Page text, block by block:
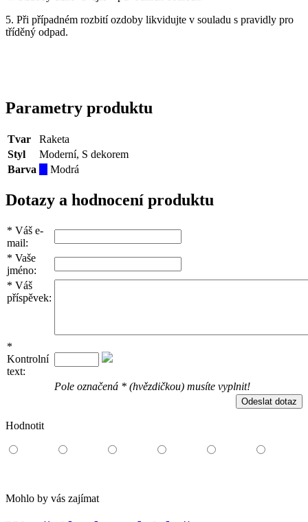
5. Při případném rozbití ozdoby likvidujte v souladu s pravidly pro
tříděný odpad.
Parametry produktu
Tvar
Raketa
Styl
Moderní, S dekorem
Barva
Modrá
Dotazy a hodnocení produktu
* Váš e-
mail:
* Vaše
jméno:
* Váš
příspěvek:
*
Kontrolní
text:
Pole označená * (hvězdičkou) musíte vyplnit!
Hodnotit
Mohlo by vás zajímat